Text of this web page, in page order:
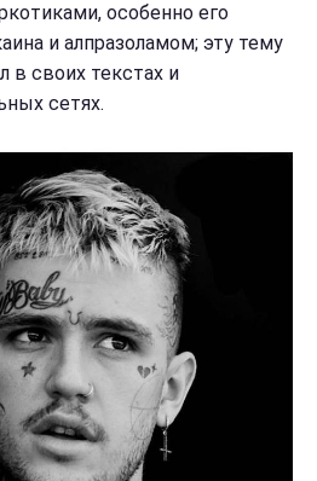
особенно его
и алпразоламом; эту тему
в своих текстах и
сетях.